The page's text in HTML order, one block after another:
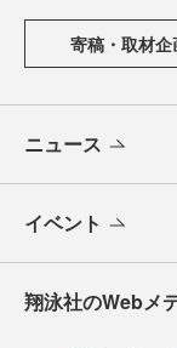
寄稿・取材企
ニュース
イベント
翔泳社のWebメ